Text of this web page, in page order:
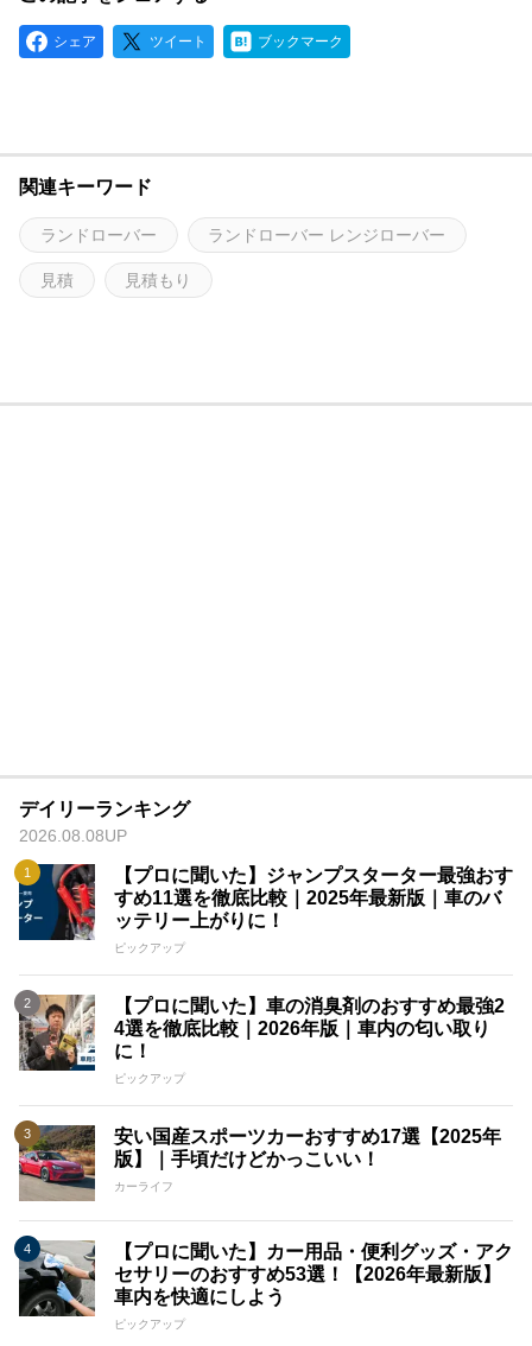
シェア ツイート ブックマーク
関連キーワード
ランドローバー ランドローバー レンジローバー
見積 見積もり
デイリーランキング
2026.08.08UP
【プロに聞いた】ジャンプスターター最強おす
すめ11選を徹底比較｜2025年最新版｜車のバ
ッテリー上がりに！
ピックアップ
【プロに聞いた】車の消臭剤のおすすめ最強2
4選を徹底比較｜2026年版｜車内の匂い取り
に！
ピックアップ
安い国産スポーツカーおすすめ17選【2025年
版】｜手頃だけどかっこいい！
カーライフ
【プロに聞いた】カー用品・便利グッズ・アク
セサリーのおすすめ53選！【2026年最新版】
車内を快適にしよう
ピックアップ